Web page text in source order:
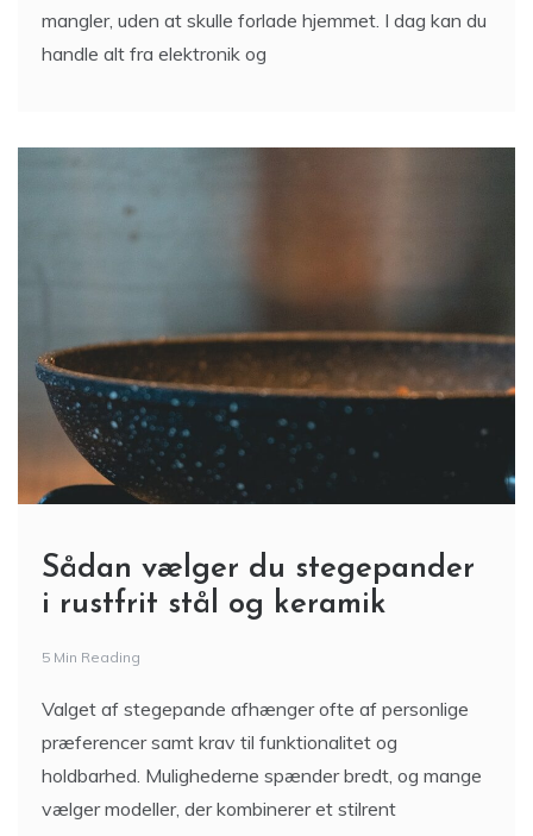
mangler, uden at skulle forlade hjemmet. I dag kan du
handle alt fra elektronik og
Sådan vælger du stegepander
i rustfrit stål og keramik
5 Min Reading
Valget af stegepande afhænger ofte af personlige
præferencer samt krav til funktionalitet og
holdbarhed. Mulighederne spænder bredt, og mange
vælger modeller, der kombinerer et stilrent